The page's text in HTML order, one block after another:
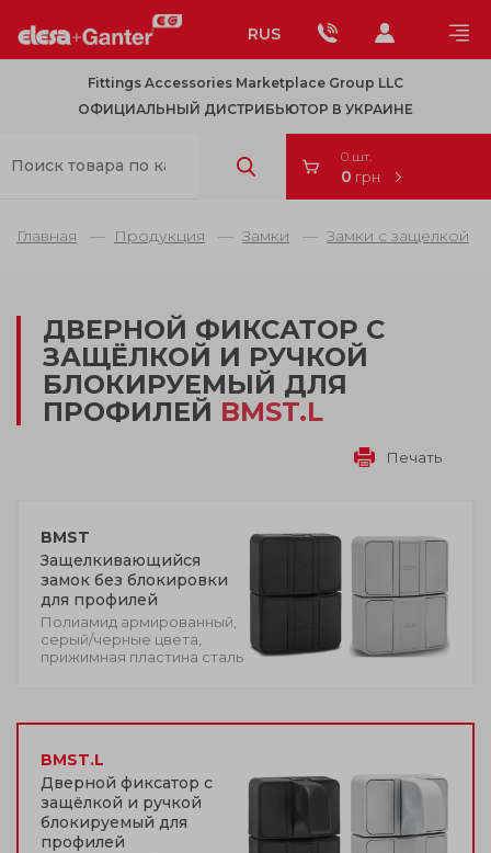
RUS
Fittings Accessories Marketplace Group LLC
ОФИЦИАЛЬНЫЙ ДИСТРИБЬЮТОР В УКРАИНЕ
0 шт.
0 грн
Главная Продукция Замки Замки с защелкой
ДВЕРНОЙ ФИКСАТОР С
ЗАЩЁЛКОЙ И РУЧКОЙ
БЛОКИРУЕМЫЙ ДЛЯ
ПРОФИЛЕЙ BMST.L
Печать
BMST
Защелкивающийся
замок без блокировки
для профилей
Полиамид армированный,
серый/черные цвета,
прижимная пластина сталь
BMST.L
Дверной фиксатор с
защёлкой и ручкой
блокируемый для
профилей